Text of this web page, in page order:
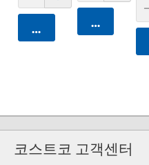
카트에 담기 카트에 담기
코스트코 고객센터